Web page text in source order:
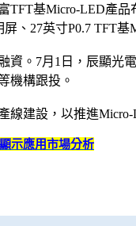
TFT基Micro-LED產
、27英寸P0.7 TFT
資。7月1日，辰顯光
機構跟投。
線建設，以推進
示應用市場分析